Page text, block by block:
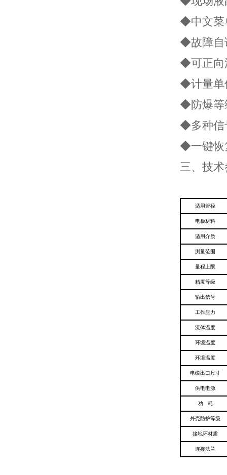
◆中文菜
◆故障自
◆可正向
◆计量单
◆防爆等
◆多种信
◆一键恢
三、技
适用管径
电极材料
适用介质
测量范围
量程上限
精度等级
输出信号
工作压力
流体温度
环境温度
环境温度
电缆出口尺寸
供电电源
功 耗
外壳防护等级
接地环材质
连接法兰